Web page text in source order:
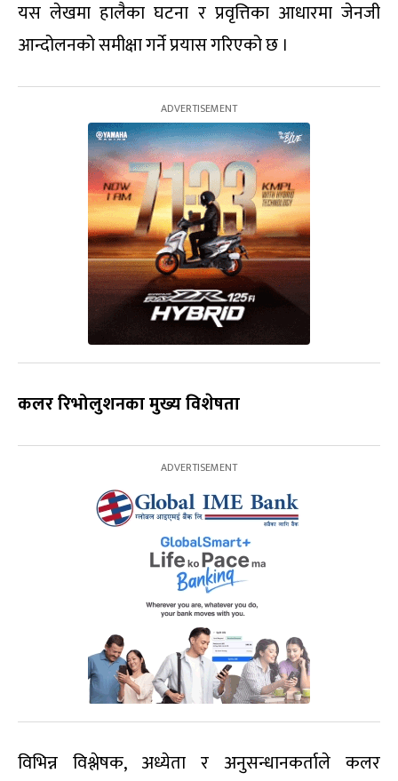
यस लेखमा हालैका घटना र प्रवृत्तिका आधारमा जेनजी
आन्दोलनको समीक्षा गर्ने प्रयास गरिएको छ ।
कलर रिभोलुशनका मुख्य विशेषता
विभिन्न विश्लेषक, अध्येता र अनुसन्धानकर्ताले कलर